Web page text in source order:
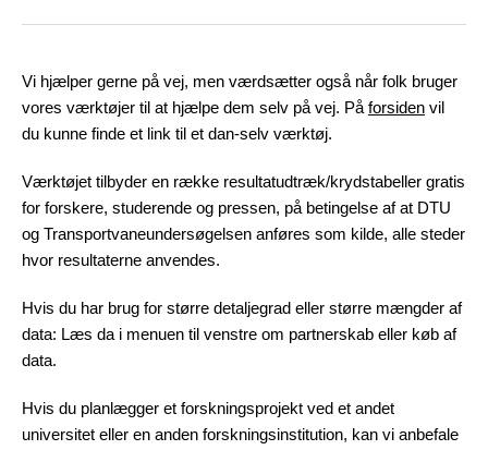
Vi hjælper gerne på vej, men værdsætter også når folk bruger
vores værktøjer til at hjælpe dem selv på vej. På forsiden vil
du kunne finde et link til et dan-selv værktøj.
Værktøjet tilbyder en række resultatudtræk/krydstabeller gratis
for forskere, studerende og pressen, på betingelse af at DTU
og Transportvaneundersøgelsen anføres som kilde, alle steder
hvor resultaterne anvendes.
Hvis du har brug for større detaljegrad eller større mængder af
data: Læs da i menuen til venstre om partnerskab eller køb af
data.
Hvis du planlægger et forskningsprojekt ved et andet
universitet eller en anden forskningsinstitution, kan vi anbefale